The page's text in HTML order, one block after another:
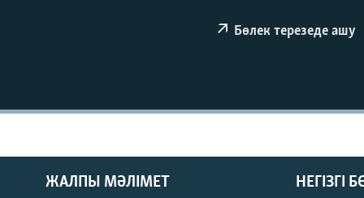
Бөлек терезеде ашу
ЖАЛПЫ МӘЛІМЕТ НЕГІЗГІ